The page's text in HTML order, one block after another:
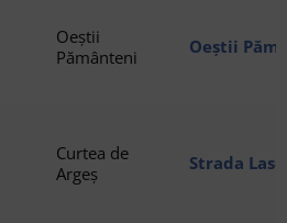
Oeștii
Pământeni
Oeștii
Curtea de
Argeș
Strada